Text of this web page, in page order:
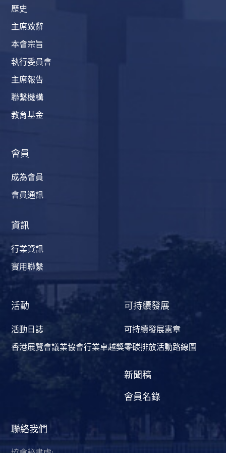
歷史
主席致辭
本會宗旨
執行委員會
主席報告
聯繫機構
教育基金
會員
成為會員
會員通訊
資訊
行業資訊
實用聯繫
活動
活動日誌
香港展覽會議業協會行業卓越獎
可持續發展
可持續發展憲章
零碳排放活動路線圖
新聞稿
會員名錄
聯絡我們